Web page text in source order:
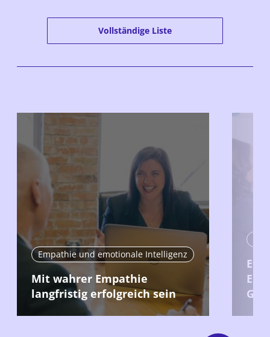
Vollständige Liste
Empathie und emotionale Intelligenz
Mit wahrer Empathie
langfristig erfolgreich sein